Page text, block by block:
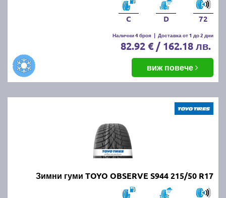
C D 72
Налични 4 броя | Доставка от 1 до 2 дни
82.92 € / 162.18 лв.
виж повече
Зимни гуми TOYO OBSERVE S944 215/50 R17